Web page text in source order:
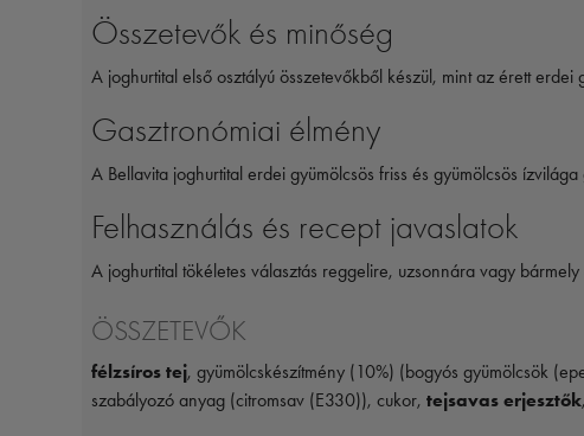
Összetevők és minőség
A joghurtital első osztályú összetevőkből készül, mint az érett
Gasztronómiai élmény
A Bellavita joghurtital erdei gyümölcsös friss és gyümölcsös
Felhasználás és recept javaslatok
A joghurtital tökéletes választás reggelire, uzsonnára vagy
ÖSSZETEVŐK
félzsíros tej, gyümölcskészítmény (10%) (bogyós gyümölcsök
szabályozó anyag (citromsav (E330)), cukor, tejsavas erjesztők